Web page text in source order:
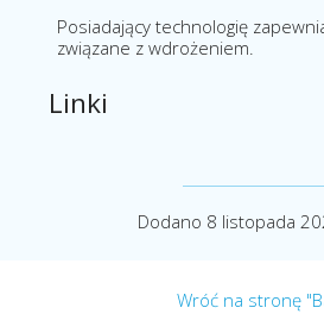
Posiadający technologię
związane z wdrożeniem.
Linki
Dodano 8 listopada
Wróć na stronę